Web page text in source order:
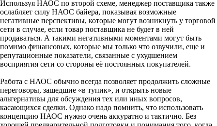
Используя НАОС по второй схеме, менеджер поставщика также
ослабляет силу НАОС байера, показывая возможные
негативные перспективы, которые могут возникнуть у торговой
сети в случае, если товар поставщика не будет в ней
продаваться. А такими негативными моментами могут быть
помимо финансовых, которые мы только что озвучили, еще и
репутационные показатели, связанные с ухудшением
восприятия сети со стороны её постоянных покупателей.
Работа с НАОС обычно всегда позволяет продолжить сложные
переговоры, зашедшие «в тупик», и открыть новые
альтернативы для обсуждения тех или иных вопросов,
касающихся сделки. Однако надо помнить, что использовать
концепцию НАОС нужно очень аккуратно и тактично. Без